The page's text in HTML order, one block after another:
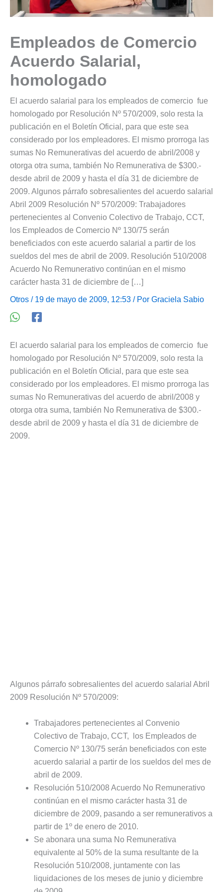
Empleados de Comercio
Acuerdo Salarial,
homologado
El acuerdo salarial para los empleados de comercio fue
homologado por Resolución Nº 570/2009, solo resta la
publicación en el Boletín Oficial, para que este sea
considerado por los empleadores. El mismo prorroga las
sumas No Remunerativas del acuerdo de abril/2008 y
otorga otra suma, también No Remunerativa de $300.-
desde abril de 2009 y hasta el día 31 de diciembre de
2009. Algunos párrafo sobresalientes del acuerdo salarial
Abril 2009 Resolución Nº 570/2009: Trabajadores
pertenecientes al Convenio Colectivo de Trabajo, CCT,
los Empleados de Comercio Nº 130/75 serán
beneficiados con este acuerdo salarial a partir de los
sueldos del mes de abril de 2009. Resolución 510/2008
Acuerdo No Remunerativo continúan en el mismo
carácter hasta 31 de diciembre de […]
Otros / 19 de mayo de 2009, 12:53 / Por Graciela Sabio
El acuerdo salarial para los empleados de comercio fue
homologado por Resolución Nº 570/2009, solo resta la
publicación en el Boletín Oficial, para que este sea
considerado por los empleadores. El mismo prorroga las
sumas No Remunerativas del acuerdo de abril/2008 y
otorga otra suma, también No Remunerativa de $300.-
desde abril de 2009 y hasta el día 31 de diciembre de
2009.
Algunos párrafo sobresalientes del acuerdo salarial Abril
2009 Resolución Nº 570/2009:
Trabajadores pertenecientes al Convenio
Colectivo de Trabajo, CCT, los Empleados de
Comercio Nº 130/75 serán beneficiados con este
acuerdo salarial a partir de los sueldos del mes de
abril de 2009.
Resolución 510/2008 Acuerdo No Remunerativo
continúan en el mismo carácter hasta 31 de
diciembre de 2009, pasando a ser remunerativos a
partir de 1º de enero de 2010.
Se abonara una suma No Remunerativa
equivalente al 50% de la suma resultante de la
Resolución 510/2008, juntamente con las
liquidaciones de los meses de junio y diciembre